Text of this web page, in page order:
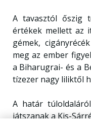
A tavasztól őszig
értékek mellett az
gémek,
meg az ember
a Biharugrai- és a
tízezer nagy liliktől
A határ
játszanak a Kis-